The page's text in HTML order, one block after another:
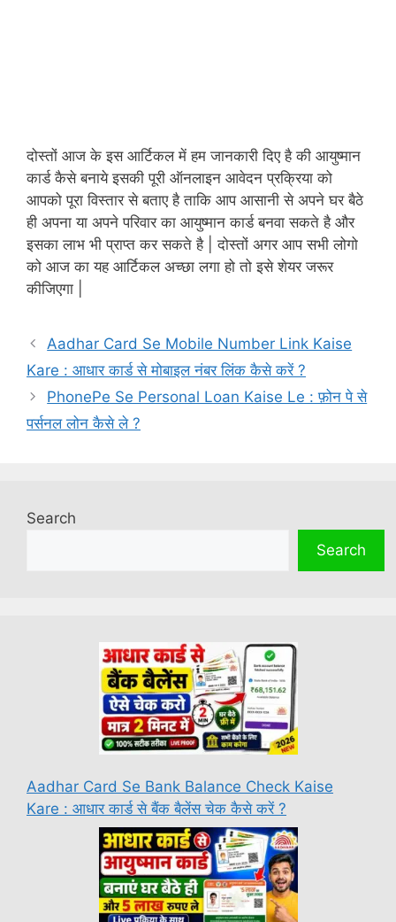
दोस्तों आज के इस आर्टिकल में हम जानकारी दिए है की आयुष्मान
कार्ड कैसे बनाये इसकी पूरी ऑनलाइन आवेदन प्रक्रिया को
आपको पूरा विस्तार से बताए है ताकि आप आसानी से अपने घर बैठे
ही अपना या अपने परिवार का आयुष्मान कार्ड बनवा सकते है और
इसका लाभ भी प्राप्त कर सकते है | दोस्तों अगर आप सभी लोगो
को आज का यह आर्टिकल अच्छा लगा हो तो इसे शेयर जरूर
कीजिएगा |
Aadhar Card Se Mobile Number Link Kaise
Kare : आधार कार्ड से मोबाइल नंबर लिंक कैसे करें ?
PhonePe Se Personal Loan Kaise Le : फ़ोन पे से
पर्सनल लोन कैसे ले ?
Search
Search
Aadhar Card Se Bank Balance Check Kaise
Kare : आधार कार्ड से बैंक बैलेंस चेक कैसे करें ?